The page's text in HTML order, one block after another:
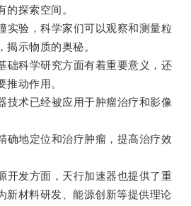
的探索空间。
验，科学家们可以观察和测量粒
揭示物质的奥秘。
科学研究方面有着重要意义，还
推动作用。
术已经被应用于肿瘤治疗和影像
地定位和治疗肿瘤，提高治疗效
发方面，天行加速器也提供了重
新材料研发、能源创新等提供理论